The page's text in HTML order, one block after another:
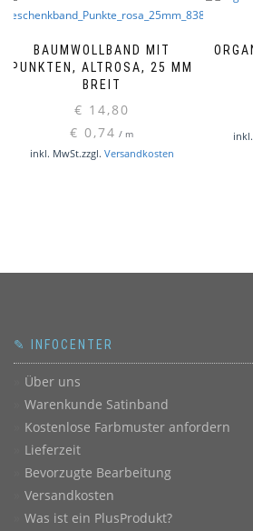
BAUMWOLLBAND MIT
PUNKTEN, ALTROSA, 25 MM
BREIT
€ 14,80
€ 0,74 / m
inkl. MwSt.zzgl. Versandkosten
✎ INFOCENTER
Über uns
Warenkunde Satinband
Kostenlose Farbmuster anfordern
Lieferzeit
Bevorzugte Bearbeitung
Versandkosten
Was ist ein PlusProdukt?